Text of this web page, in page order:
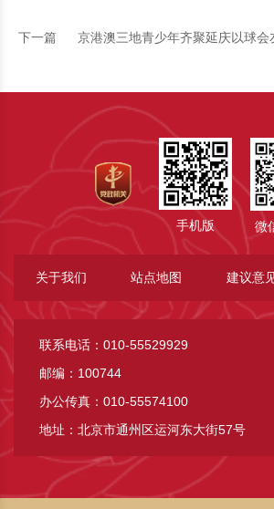
下一篇 京港澳三地青少年齐聚延庆以球会
手机版 微
关于我们 站点地图 建议意
联系电话：010-55529929
邮编：100744
办公传真：010-55574100
地址：北京市通州区运河东大街57号